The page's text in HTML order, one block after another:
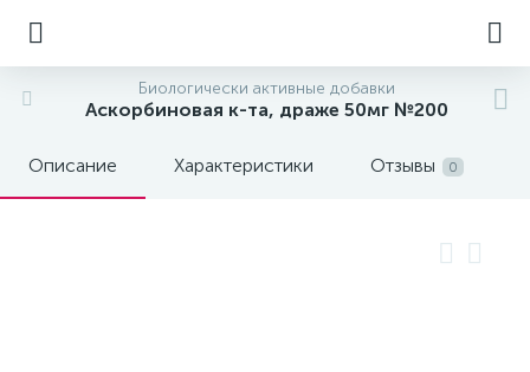
Биологически активные добавки
Аскорбиновая к-та, драже 50мг №200
Описание Характеристики Отзывы 0